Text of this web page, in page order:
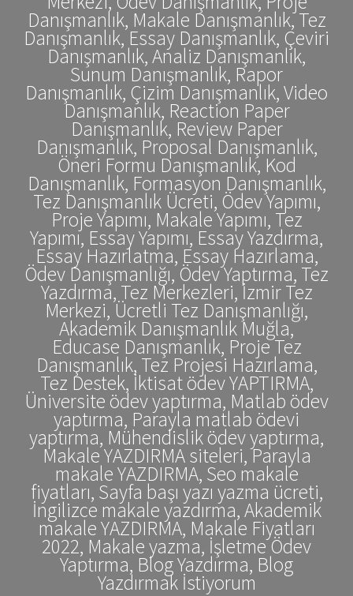
Danışmanlık, Makale Danışmanlık, Tez
Danışmanlık, Essay Danışmanlık, Çeviri
Danışmanlık, Analiz Danışmanlık,
Sunum Danışmanlık, Rapor
Danışmanlık, Çizim Danışmanlık, Video
Danışmanlık, Reaction Paper
Danışmanlık, Review Paper
Danışmanlık, Proposal Danışmanlık,
Öneri Formu Danışmanlık, Kod
Danışmanlık, Formasyon Danışmanlık,
Tez Danışmanlık Ücreti, Ödev Yapımı,
Proje Yapımı, Makale Yapımı, Tez
Yapımı, Essay Yapımı, Essay Yazdırma,
Essay Hazırlatma, Essay Hazırlama,
Ödev Danışmanlığı, Ödev Yaptırma, Tez
Yazdırma, Tez Merkezleri, İzmir Tez
Merkezi, Ücretli Tez Danışmanlığı,
Akademik Danışmanlık Muğla,
Educase Danışmanlık, Proje Tez
Danışmanlık, Tez Projesi Hazırlama,
Tez Destek, İktisat ödev YAPTIRMA,
Üniversite ödev yaptırma, Matlab ödev
yaptırma, Parayla matlab ödevi
yaptırma, Mühendislik ödev yaptırma,
Makale YAZDIRMA siteleri, Parayla
makale YAZDIRMA, Seo makale
fiyatları, Sayfa başı yazı yazma ücreti,
İngilizce makale yazdırma, Akademik
makale YAZDIRMA, Makale Fiyatları
2022, Makale yazma, İşletme Ödev
Yaptırma, Blog Yazdırma, Blog
Yazdırmak İstiyorum